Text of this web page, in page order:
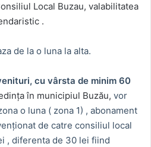
Local Buzau, valabilitatea
.
de la o luna la alta.
cu vârsta de minim 60
în municipiul Buzău, vor
o luna ( zona 1) , abonament
de catre consiliul local
, diferenta de 30 lei fiind